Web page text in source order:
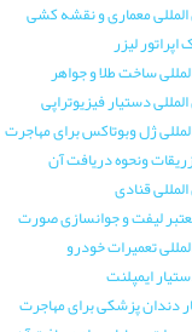
معماری و نقشه کشی
لیزر
ساخت طلا و جواهر
دستیار فیزیوتراپی
ژل وبوتاکس برای مهاجرت
ونحوه دریافت آن
قنادی
لیفت و جوانسازی صورت
تعمیرات خودرو
ایمپلنت
دندان پزشکی برای مهاجرت